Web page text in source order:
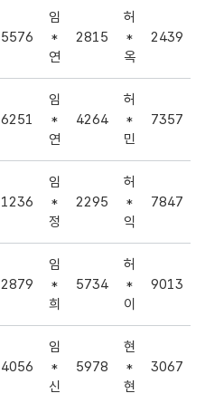
5576
임
*
연
2815
허
*
옥
2439
6251
임
*
연
4264
허
*
민
7357
1236
임
*
정
2295
허
*
익
7847
2879
임
*
희
5734
허
*
이
9013
4056
임
*
신
5978
현
*
현
3067